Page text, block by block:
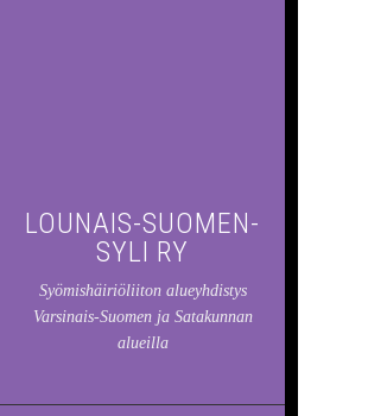
LOUNAIS-SUOMEN-
SYLI RY
Syömishäiriöliiton alueyhdistys
Varsinais-Suomen ja Satakunnan
alueilla